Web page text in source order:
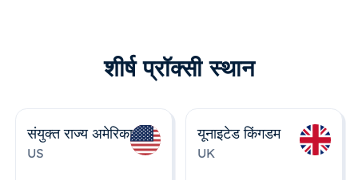
शीर्ष प्रॉक्सी स्थान
संयुक्त राज्य अमेरिका
US
यूनाइटेड किंगडम
UK